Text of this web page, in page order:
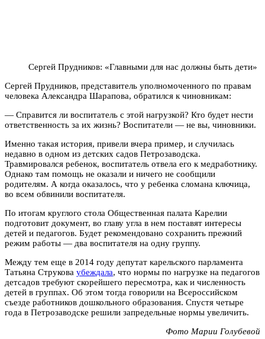
Сергей Прудников: «Главными для нас должны быть дети»
Сергей Прудников, представитель уполномоченного по правам
человека Александра Шарапова, обратился к чиновникам:
— Справится ли воспитатель с этой нагрузкой? Кто будет нести
ответственность за их жизнь? Воспитатели — не вы, чиновники.
Именно такая история, привели вчера пример, и случилась
недавно в одном из детских садов Петрозаводска.
Травмировался ребенок, воспитатель отвела его к медработнику.
Однако там помощь не оказали и ничего не сообщили
родителям. А когда оказалось, что у ребенка сломана ключица,
во всем обвинили воспитателя.
По итогам круглого стола Общественная палата Карелии
подготовит документ, во главу угла в нем поставят интересы
детей и педагогов. Будет рекомендовано сохранить прежний
режим работы — два воспитателя на одну группу.
Между тем еще в 2014 году депутат карельского парламента
Татьяна Струкова убеждала, что нормы по нагрузке на педагогов
детсадов требуют скорейшего пересмотра, как и численность
детей в группах. Об этом тогда говорили на Всероссийском
съезде работников дошкольного образования. Спустя четыре
года в Петрозаводске решили запредельные нормы увеличить.
Фото Марии Голубевой